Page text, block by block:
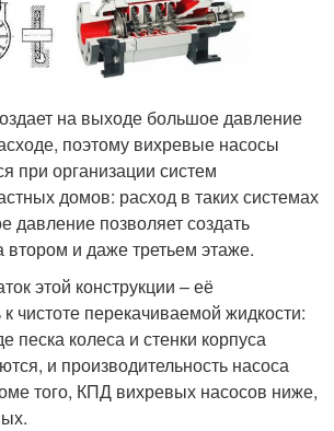
на выходе большое давление
поэтому вихревые насосы
при организации систем
домов: расход в таких системах
давление позволяет создать
и даже третьем этаже.
этой конструкции – её
чистоте перекачиваемой жидкости:
песка колеса и стенки корпуса
и производительность насоса
того, КПД вихревых насосов ниже,